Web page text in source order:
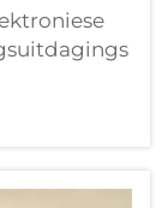
wat
'n
vir kleiner